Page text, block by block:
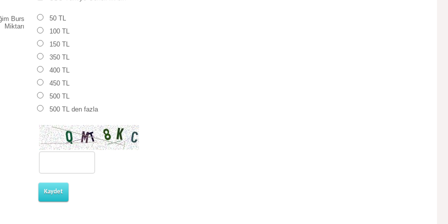
Burs
Miktarı
50 TL
100 TL
150 TL
350 TL
400 TL
450 TL
500 TL
500 TL den fazla
Kaydet